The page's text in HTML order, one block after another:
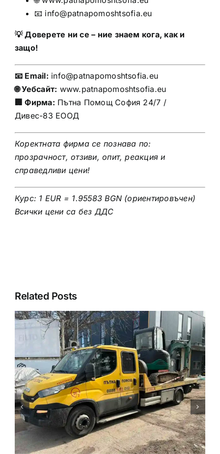
📧 info@patnapomoshtsofia.eu
💡 Доверете ни се – ние знаем кога, как и
защо!
📧 Email: info@patnapomoshtsofia.eu
🌐 Уебсайт: www.patnapomoshtsofia.eu
🏢 Фирма: Пътна Помощ София 24/7 /
Дивес-83 ЕООД
Коректната фирма се познава по:
прозрачност, отзиви, опит, реакция и
справедливи цени!
Курс: 1 EUR = 1.95583 BGN (ориентировъчен)
Всички цени са без ДДС
Related Posts